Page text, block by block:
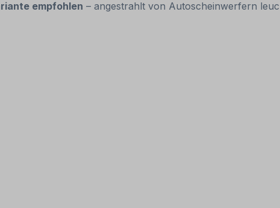
empfohlen – angestrahlt von Autoscheinwerfern